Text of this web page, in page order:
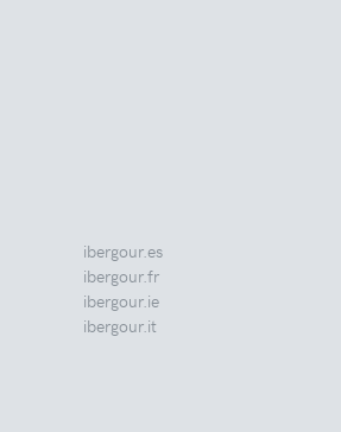
ibergour.es
ibergour.fr
ibergour.ie
ibergour.it